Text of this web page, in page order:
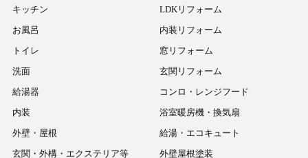
LDKリフォーム
内装リフォーム
窓リフォーム
玄関リフォーム
コンロ・レンジフード
浴室暖房機・換気扇
給湯・エコキュート
外壁屋根塗装
キッチン
お風呂
トイレ
洗面
給湯器
内装
外壁・屋根
玄関・外構・エクステリア等